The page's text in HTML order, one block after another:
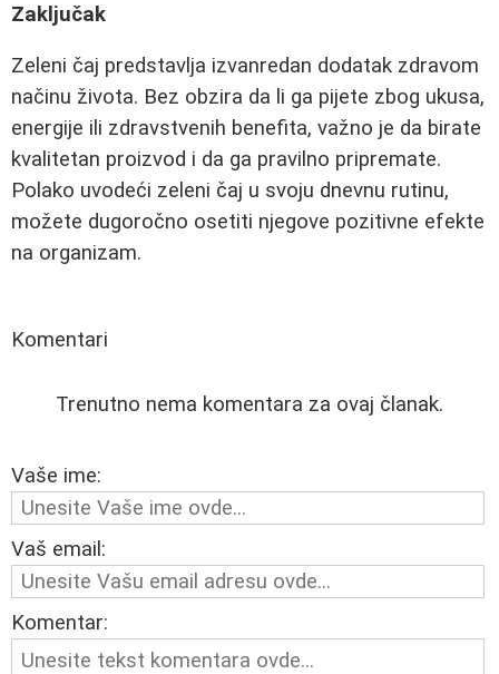
Zaključak
Zeleni čaj predstavlja izvanredan dodatak zdravom
načinu života. Bez obzira da li ga pijete zbog ukusa,
energije ili zdravstvenih benefita, važno je da birate
kvalitetan proizvod i da ga pravilno pripremate.
Polako uvodeći zeleni čaj u svoju dnevnu rutinu,
možete dugoročno osetiti njegove pozitivne efekte
na organizam.
Komentari
Trenutno nema komentara za ovaj članak.
Vaše ime:
Vaš email:
Komentar: